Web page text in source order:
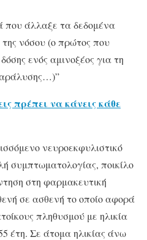
που άλλαξε τα δεδομένα
νόσου (ο πρώτος που
ενός αμινοξέος για τη
πρέπει να κάνεις κάθε
νευροεκφυλιστικό
συμπτωματολογίας, ποικίλο
στη φαρμακευτική
σε ασθενή το οποίο αφορά
πληθυσμού με ηλικία
έτη. Σε άτομα ηλικίας άνω